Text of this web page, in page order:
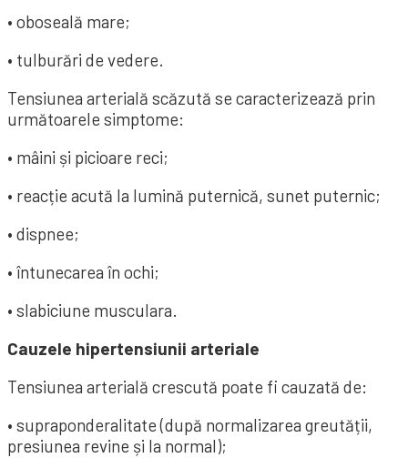
• oboseală mare;
• tulburări de vedere.
Tensiunea arterială scăzută se caracterizează prin
următoarele simptome:
• mâini și picioare reci;
• reacție acută la lumină puternică, sunet puternic;
• dispnee;
• întunecarea în ochi;
• slabiciune musculara.
Cauzele hipertensiunii arteriale
Tensiunea arterială crescută poate fi cauzată de:
• supraponderalitate (după normalizarea greutății,
presiunea revine și la normal);